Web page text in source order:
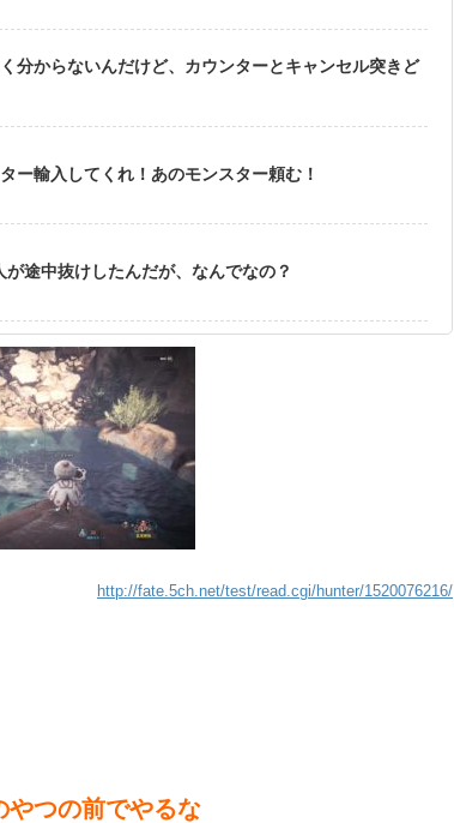
分からないんだけど、カウンターとキャンセル突きど
ー輸入してくれ！あのモンスター頼む！
が途中抜けしたんだが、なんでなの？
http://fate.5ch.net/test/read.cgi/hunter/1520076216/
やつの前でやるな